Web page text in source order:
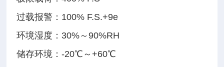
过载报警：100% F.S.+9e
环境湿度：30%～90%RH
储存环境：-20℃～+60℃